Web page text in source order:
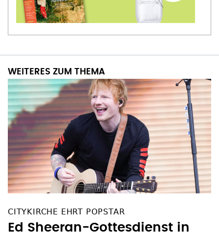
WEITERES ZUM THEMA
CITYKIRCHE EHRT POPSTAR
Ed Sheeran-Gottesdienst in